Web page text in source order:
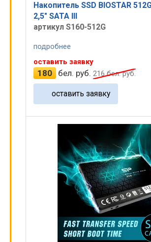
Накопитель SSD BIOSTAR
2,5" SATA III
артикул S160-512G
подробнее
оставить заявку
180 бел. руб. 216бел. руб.
оставить заявку